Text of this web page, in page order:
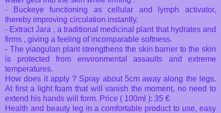
- Buckeye functioning as cellular and lymph activator,
thereby improving circulation instantly.
- Extract Jara , a traditional medicinal plant that hydrates and
firms , giving a feeling of incomparable softness.
- The yiaogulan plant strengthens the skin barrier to the skin
is protected from environmental assaults and extreme
temperatures.
How does it apply ? Spray about 5cm away along the legs.
At first a light foam that will vanish the moment, no need to
extend his hands will form. Price ( 100ml ): 35 €
Health and beauty leg in a comfortable product to use, easy